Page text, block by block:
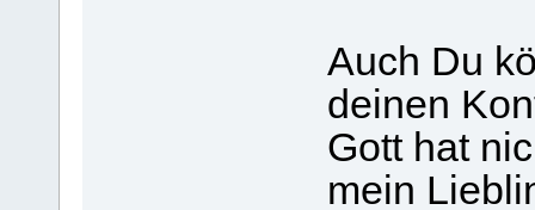
Auch Du
deinen
Gott hat
mein